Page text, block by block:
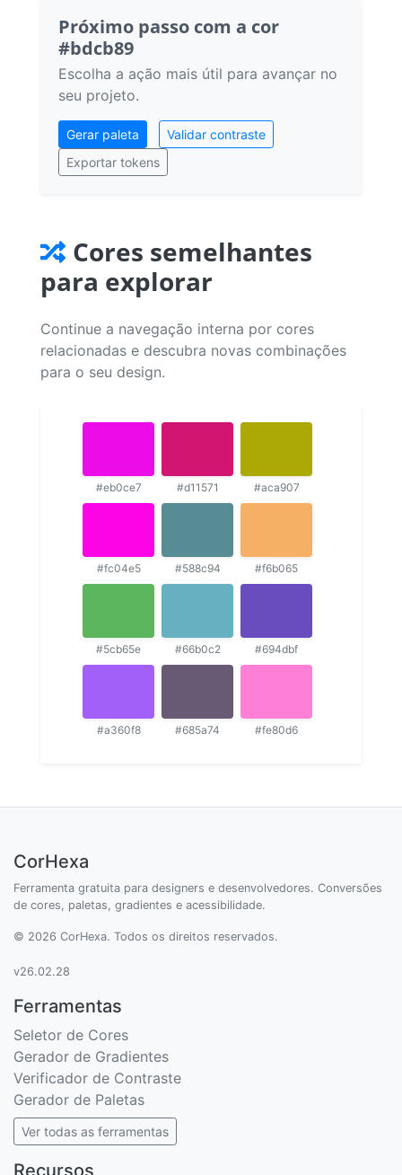
Próximo passo com a cor
#bdcb89
Escolha a ação mais útil para avançar no
seu projeto.
Gerar paleta
Validar contraste
Exportar tokens
Cores semelhantes
para explorar
Continue a navegação interna por cores
relacionadas e descubra novas combinações
para o seu design.
#eb0ce7 #d11571 #aca907
#fc04e5 #588c94 #f6b065
#5cb65e #66b0c2 #694dbf
#a360f8 #685a74 #fe80d6
CorHexa
Ferramenta gratuita para designers e desenvolvedores. Conversões
de cores, paletas, gradientes e acessibilidade.
© 2026 CorHexa. Todos os direitos reservados.
v26.02.28
Ferramentas
Seletor de Cores
Gerador de Gradientes
Verificador de Contraste
Gerador de Paletas
Ver todas as ferramentas
Recursos